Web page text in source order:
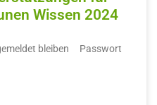
Wissen 2024
bleiben Passwort